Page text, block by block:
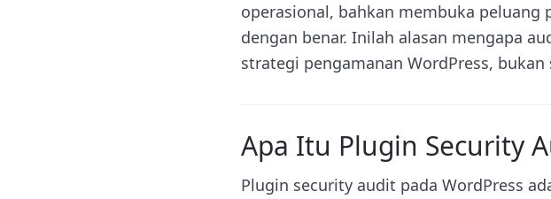
operasional, bahkan membuka
dengan benar. Inilah alasan mengapa
strategi pengamanan WordPress,
Apa Itu Plugin Security
Plugin security audit pada WordPress